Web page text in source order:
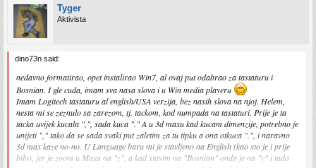
Tyger
Aktivista
dino73n said:
nedavno formatirao, opet instalirao Win7, al ovaj put odabrao za tastaturu i
Bosnian. I gle cuda, imam sva nasa slova i u Win media playeru
Imam Logitech tastaturu al english/USA verzija, bez nasih slova na njoj. Helem,
nesta mi se zeznulo sa zarezom, tj. tackom, kod numpada na tastaturi. Prije je ta
tacka uvijek kucala ",", sada kuca "." A u 3d maxu kad kucam dimenzije, potrebno je
unijeti "," tako da se sada svaki put zaletim za tu tipku a ona otkuca ".", i naravno
3d max kaze no-no. U Language baru mi je stavljeno na English (kao sto je i prije
bilo), jer je zoom u Maxu na "z", a kad stavim na "Bosnian" onda je na "y" i tada